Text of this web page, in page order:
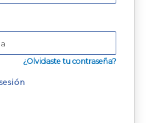
¿Olvidaste tu contraseña?